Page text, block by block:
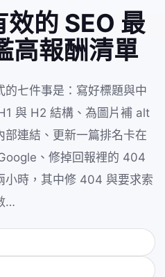
的 SEO 最
高報酬清單
七件事是：寫好標題與中
與 H2 結構、為圖片補 alt
連結、更新一篇排名卡在
、修掉回報裡的 404
小時，其中修 404 與要求索
…